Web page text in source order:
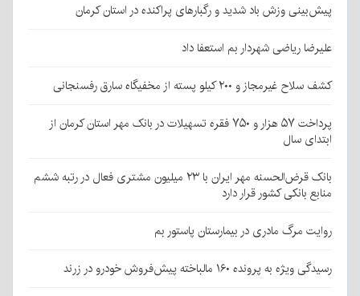
پیش‌بینی وزش باد شدید و رگبارهای پراکنده در استان کرمان
علیرضا ریاضی شهردار بم استعفا داد
کشف سلاح غیرمجاز و ۲۰۰ کیلو پسته از مخفیگاه سارق رفسنجانی
پرداخت ۵۷ هزار و ۷۵۰ فقره تسهیلات در بانک مهر استان کرمان از
ابتدای سال
بانک قرض‌الحسنه مهر ایران با ۲۳ میلیون مشتری فعال در رتبه ششم
منابع بانکی کشور قرار دارد
روایت مرگ مادری در بیمارستان پاستور بم
رسیدگی ویژه به پرونده ۱۶۰ مالباخته پیش‌فروش خودرو در زرند